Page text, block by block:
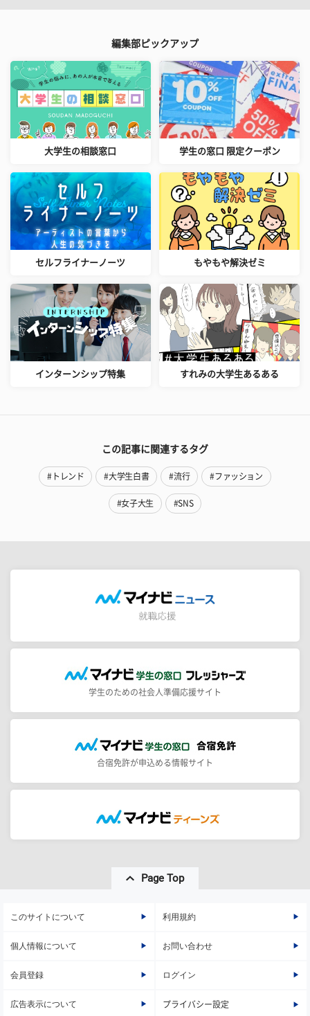
編集部ピックアップ
大学生の相談窓口 学生の窓口 限定クーポン
セルフライナーノーツ もやもや解決ゼミ
インターンシップ特集 すれみの大学生あるある
この記事に関連するタグ
#トレンド #大学生白書 #流行 #ファッション
#女子大生 #SNS
学生のための社会人準備応援サイト
合宿免許が申込める情報サイト
Page Top
このサイトについて 利用規約
個人情報について お問い合わせ
会員登録 ログイン
広告表示について プライバシー設定